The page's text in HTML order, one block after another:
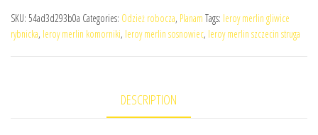
SKU: 54ad3d293b0a Categories: Odzież robocza, Planam Tags: leroy merlin gliwice
rybnicka, leroy merlin komorniki, leroy merlin sosnowiec, leroy merlin szczecin struga
DESCRIPTION